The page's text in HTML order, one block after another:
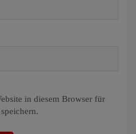
in diesem Browser für